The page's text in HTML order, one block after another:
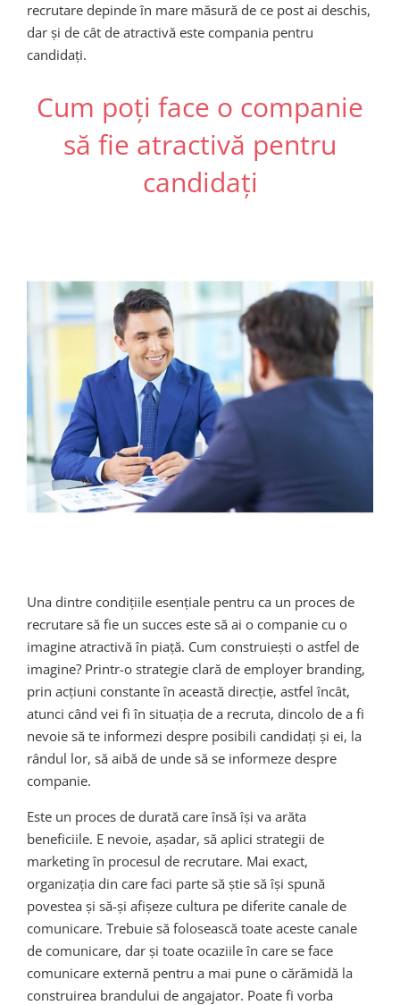
recrutare depinde în mare măsură de ce post ai deschis,
dar și de cât de atractivă este compania pentru
candidați.
Cum poți face o companie
să fie atractivă pentru
candidați
Una dintre condițiile esențiale pentru ca un proces de
recrutare să fie un succes este să ai o companie cu o
imagine atractivă în piață. Cum construiești o astfel de
imagine? Printr-o strategie clară de employer branding,
prin acțiuni constante în această direcție, astfel încât,
atunci când vei fi în situația de a recruta, dincolo de a fi
nevoie să te informezi despre posibili candidați și ei, la
rândul lor, să aibă de unde să se informeze despre
companie.
Este un proces de durată care însă își va arăta
beneficiile. E nevoie, așadar, să aplici strategii de
marketing în procesul de recrutare. Mai exact,
organizația din care faci parte să știe să își spună
povestea și să-și afișeze cultura pe diferite canale de
comunicare. Trebuie să folosească toate aceste canale
de comunicare, dar și toate ocaziile în care se face
comunicare externă pentru a mai pune o cărămidă la
construirea brandului de angajator. Poate fi vorba